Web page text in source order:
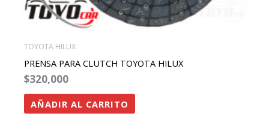
TOYOTA HILUX
PRENSA PARA CLUTCH TOYOTA HILUX
$320,000
AÑADIR AL CARRITO